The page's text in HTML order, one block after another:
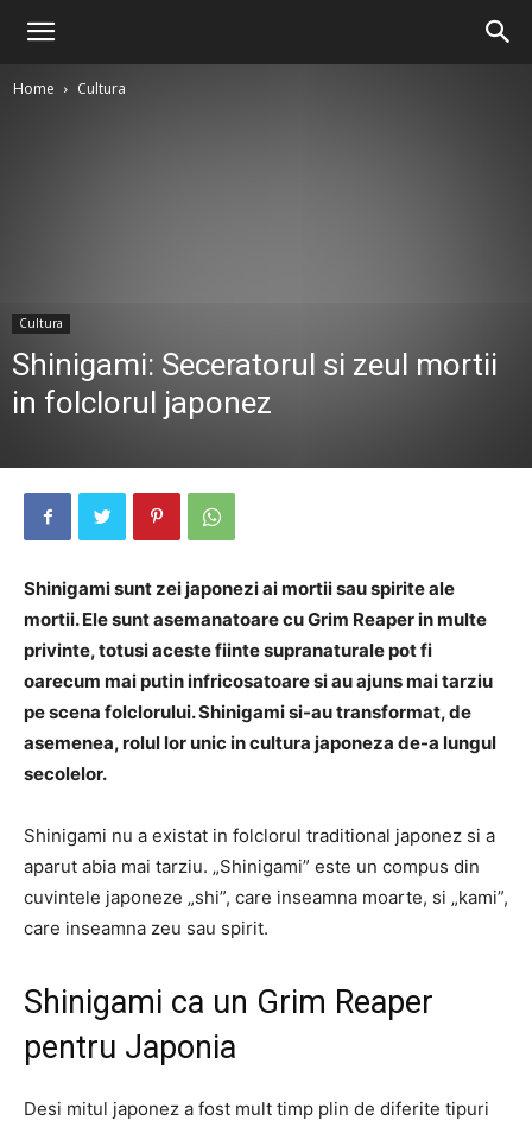
Home Cultura
Cultura
Shinigami: Seceratorul si zeul mortii
in folclorul japonez
Shinigami sunt zei japonezi ai mortii sau spirite ale
mortii. Ele sunt asemanatoare cu Grim Reaper in multe
privinte, totusi aceste fiinte supranaturale pot fi
oarecum mai putin infricosatoare si au ajuns mai tarziu
pe scena folclorului. Shinigami si-au transformat, de
asemenea, rolul lor unic in cultura japoneza de-a lungul
secolelor.
Shinigami nu a existat in folclorul traditional japonez si a
aparut abia mai tarziu. „Shinigami” este un compus din
cuvintele japoneze „shi”, care inseamna moarte, si „kami”,
care inseamna zeu sau spirit.
Shinigami ca un Grim Reaper
pentru Japonia
Desi mitul japonez a fost mult timp plin de diferite tipuri